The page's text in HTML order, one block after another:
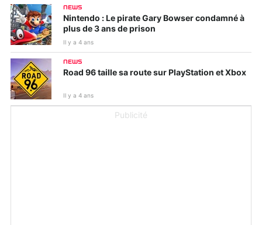
NEWS
Nintendo : Le pirate Gary Bowser condamné à
plus de 3 ans de prison
Il y a 4 ans
NEWS
Road 96 taille sa route sur PlayStation et Xbox
Il y a 4 ans
Publicité